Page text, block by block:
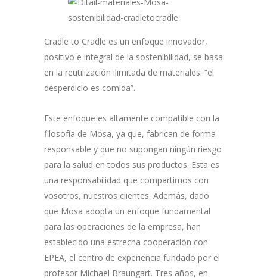
Cradle to Cradle es un enfoque innovador,
positivo e integral de la sostenibilidad, se basa
en la reutilización ilimitada de materiales: “el
desperdicio es comida”.
Este enfoque es altamente compatible con la
filosofía de Mosa, ya que, fabrican de forma
responsable y que no supongan ningún riesgo
para la salud en todos sus productos. Esta es
una responsabilidad que compartimos con
vosotros, nuestros clientes. Además, dado
que Mosa adopta un enfoque fundamental
para las operaciones de la empresa, han
establecido una estrecha cooperación con
EPEA, el centro de experiencia fundado por el
profesor Michael Braungart. Tres años, en